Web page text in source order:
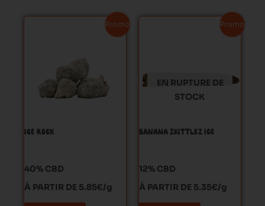
Promo !
ICE ROCK
40% CBD
À PARTIR DE 5.85€/g
produit
plusieurs
variations.
Les
page
Promo !
EN RUPTURE DE
STOCK
BANANA ZKITTLEZ ICE
12% CBD
À PARTIR DE 5.35€/g
produit
variations.
Les
être
page